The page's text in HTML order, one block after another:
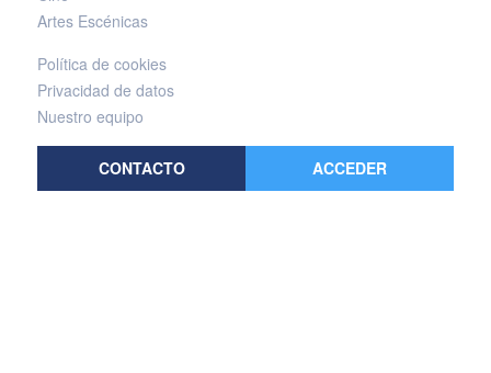
Artes Escénicas
Política de cookies
Privacidad de datos
Nuestro equipo
CONTACTO ACCEDER